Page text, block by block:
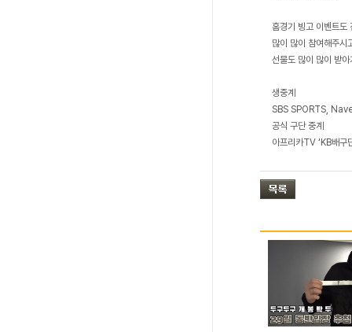
홈경기 빙고 이벤트도
많이 많이 참여해주시
선물도 많이 많이 받
생중계
SBS SPORTS,
공식 구단 중계
아프리카TV ‘KB배구